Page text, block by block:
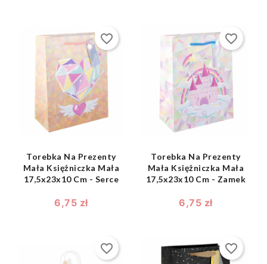
shopping_bag 
Torebka Na Prezenty
Mała Księżniczka Mała
17,5x23x10 Cm - Serce
6,75 zł
favorite_border
shopping_bag 
Torebka Na Prezenty
Mała Księżniczka Mała
17,5x23x10 Cm - Zamek
6,75 zł
favorite_border
favorite_border favorite_border